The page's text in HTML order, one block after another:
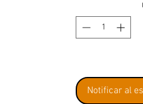
Notificar al